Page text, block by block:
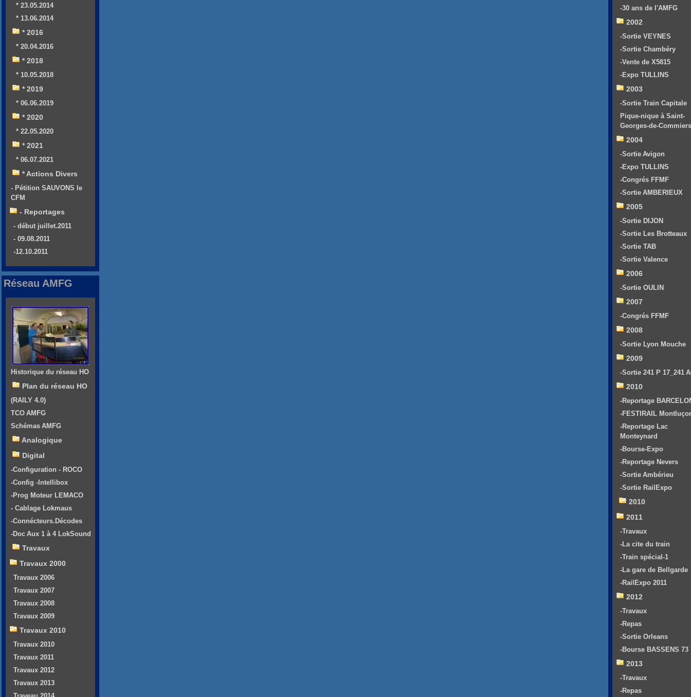
* 23.05.2014
* 13.06.2014
* 2016
* 20.04.2016
* 2018
* 10.05.2018
* 2019
* 06.06.2019
* 2020
* 22.05.2020
* 2021
* 06.07.2021
* Actions Divers
- Pétition SAUVONS le
CFM
- Reportages
- début juillet.2011
- 09.08.2011
-12.10.2011
Réseau AMFG
Historique du réseau HO
Plan du réseau HO
(RAILY 4.0)
TCO AMFG
Schémas AMFG
Analogique
Digital
-Configuration - ROCO
-Config -Intellibox
-Prog Moteur LEMACO
- Cablage Lokmaus
-Connécteurs.Décodes
-Doc Aux 1 à 4 LokSound
Travaux
Travaux 2000
Travaux 2006
Travaux 2007
Travaux 2008
Travaux 2009
Travaux 2010
Travaux 2010
Travaux 2011
Travaux 2012
Travaux 2013
-30 ans de l'AMFG
2002
-Sortie VEYNES
-Sortie Chambéry
-Vente de X5815
-Expo TULLINS
2003
-Sortie Train Capitale
Pique-nique à Saint-
Georges-de-Commiers
2004
-Sortie Avigon
-Expo TULLINS
-Congrés FFMF
-Sortie AMBERIEUX
2005
-Sortie DIJON
-Sortie Les Brotteaux
-Sortie TAB
-Sortie Valence
2006
-Sortie OULIN
2007
-Congrés FFMF
2008
-Sortie Lyon Mouche
2009
-Sortie 241 P 17_241
2010
-Reportage
-FESTIRAIL
-Reportage Lac
Monteynard
-Bourse-Expo
-Reportage Nevers
-Sortie Ambérieu
-Sortie RailExpo
2010
2011
-Travaux
-La cite du train
-Train spécial-1
-La gare de Bellgarde
-RailExpo 2011
2012
-Travaux
-Repas
-Sortie Orleans
-Bourse BASSENS 73
2013
-Travaux
-Repas